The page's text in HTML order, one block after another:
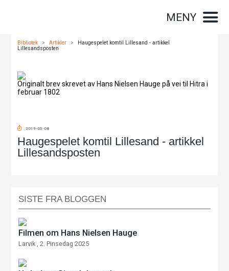
MENY
Bibliotek > Artikler >
Haugespelet komtil Lillesand - artikkel
Lillesandsposten
Originalt brev skrevet av Hans Nielsen Hauge på vei til Hitra i
februar 1802
2019-05-08
Haugespelet komtil Lillesand - artikkel
Lillesandsposten
SISTE FRA BLOGGEN
Filmen om Hans Nielsen Hauge
Larvik , 2. Pinsedag 2025